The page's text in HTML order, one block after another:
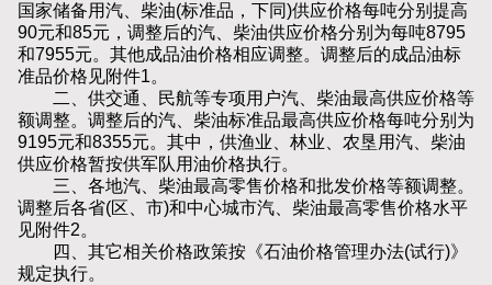
国家储备用汽、柴油(标准品，下同)供应价格每吨分别提高
90元和85元，调整后的汽、柴油供应价格分别为每吨8795
和7955元。其他成品油价格相应调整。调整后的成品油标
准品价格见附件1。
二、供交通、民航等专项用户汽、柴油最高供应价格等
额调整。调整后的汽、柴油标准品最高供应价格每吨分别为
9195元和8355元。其中，供渔业、林业、农垦用汽、柴油
供应价格暂按供军队用油价格执行。
三、各地汽、柴油最高零售价格和批发价格等额调整。
调整后各省(区、市)和中心城市汽、柴油最高零售价格水平
见附件2。
四、其它相关价格政策按《石油价格管理办法(试行)》
规定执行。